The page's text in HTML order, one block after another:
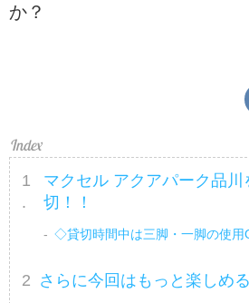
か？
マクセル アクアパーク品川
切！！
◇貸切時間中は三脚・一脚の使用
さらに今回はもっと楽しめ